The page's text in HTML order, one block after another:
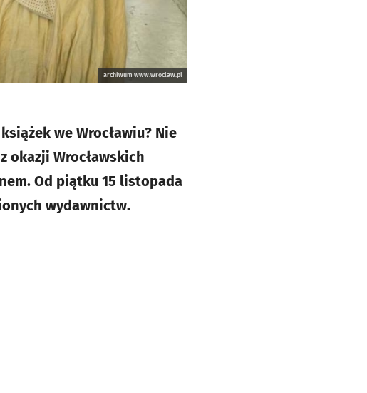
archiwum www.wroclaw.pl
we Wrocławiu? Nie
okazji Wrocławskich
Od piątku 15 listopada
wydawnictw.